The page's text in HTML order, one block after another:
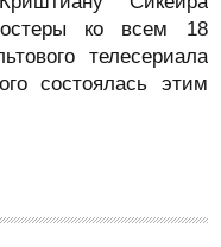
ко всем 18
телесериала
состоялась этим